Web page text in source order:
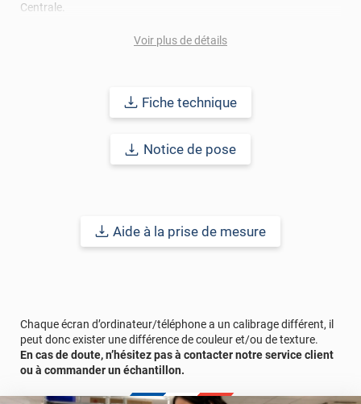
Centrale.
DEPOLI306iVoir plus de détails
Fiche technique
Notice de pose
Aide à la prise de mesure
Chaque écran d’ordinateur/téléphone a un calibrage différent, il
peut donc exister une différence de couleur et/ou de texture.
En cas de doute, n’hésitez pas à contacter notre service client
ou à commander un échantillon.